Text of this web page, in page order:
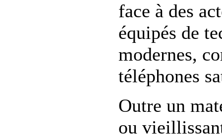
face à des
équipés de
modernes,
téléphones
Outre un
ou